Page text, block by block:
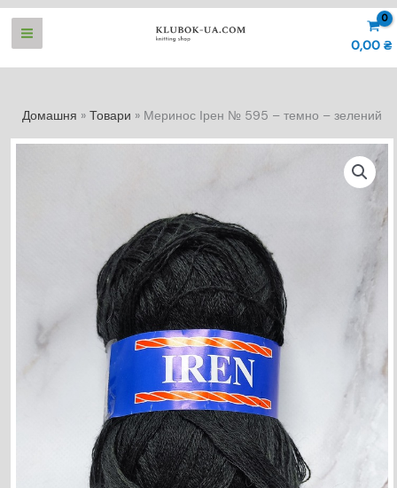
Перейти
0,00 ₴
Домашня Товари Меринос Ірен № 595 – темно – зелений